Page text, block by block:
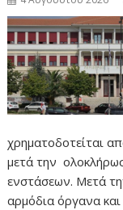
χρηματοδοτείται
μετά την
ενστάσεων. Μετά
αρμόδια όργανα